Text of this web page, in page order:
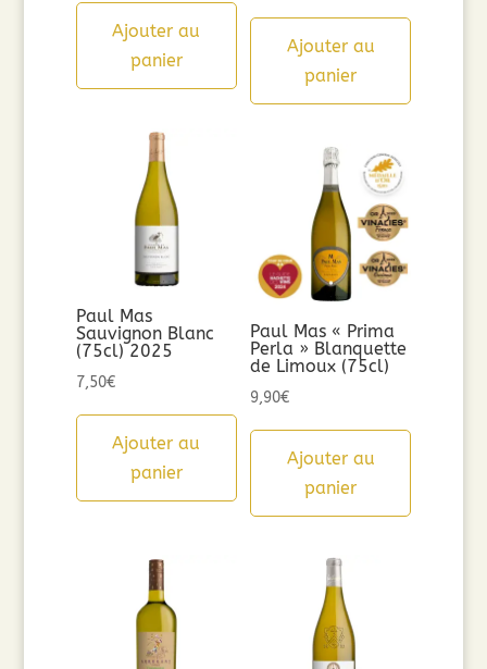
Ajouter au
panier
Ajouter au
panier
Paul Mas
Sauvignon Blanc
(75cl) 2025
7,50€
Ajouter au
panier
Paul Mas « Prima
Perla » Blanquette
de Limoux (75cl)
9,90€
Ajouter au
panier